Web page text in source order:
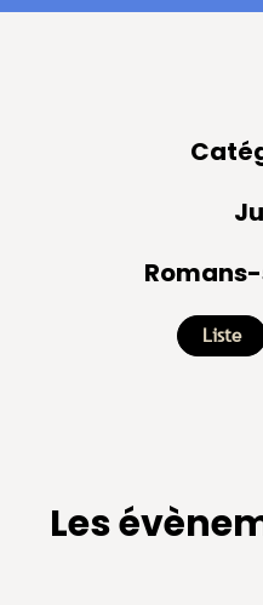
Liste
Les